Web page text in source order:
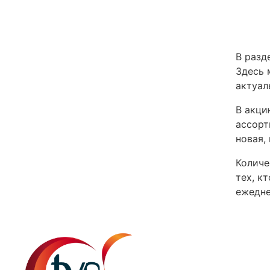
В
Здесь
В
новая,
тех,